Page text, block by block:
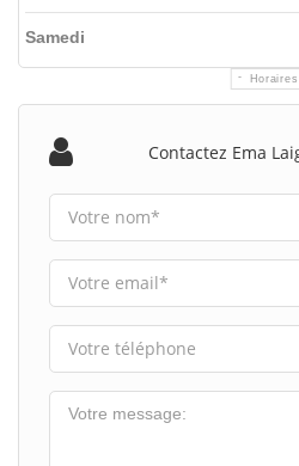
Horaires
Samedi
Contactez Ema